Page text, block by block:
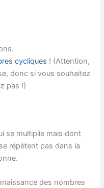
cycliques ! (Attention,
donc si vous souhaitez
pas !)
se multiplie mais dont
répètent pas dans la
des nombres